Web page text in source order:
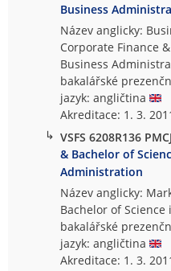
Business
Název anglicky:
Corporate Finance
Business
bakalářské
jazyk: angličtina
Akreditace: 1. 3.
↳ VSFS 6208R136 PMCJ
& Bachelor of
Administration
Název anglicky:
Bachelor of
bakalářské
jazyk: angličtina
Akreditace: 1. 3.